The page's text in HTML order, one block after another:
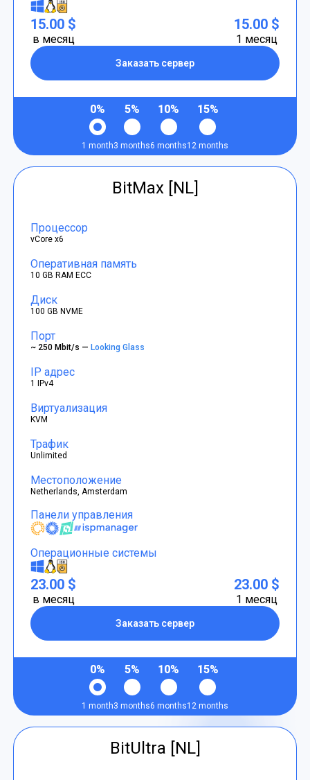
15.00 $
в месяц
Заказать сервер
15.00 $
1 месяц
0%
1 month
5%
3 months
10%
6 months
15%
12 months
BitMax [NL]
Процессор
vCore x6
Оперативная память
10 GB RAM ECC
Диск
100 GB NVME
Порт
~ 250 Mbit/s —Looking Glass
IP адрес
1 IPv4
Виртуализация
KVM
Трафик
Unlimited
Местоположение
Netherlands, Amsterdam
Панели управления
Операционные системы
23.00 $
в месяц
Заказать сервер
23.00 $
1 месяц
0%
1 month
5%
3 months
10%
6 months
15%
12 months
BitUltra [NL]